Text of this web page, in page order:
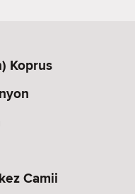
Koprus
Camii